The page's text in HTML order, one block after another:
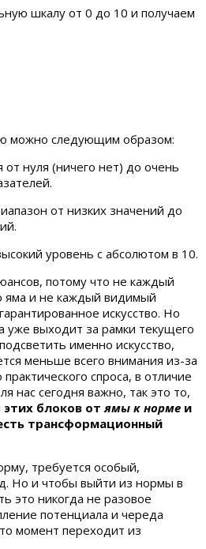
шкалу от 0 до 10 и получаем
можно следующим образом:
нуля (ничего нет) до очень
от низких значений до
уровень с абсолютом в 10.
потому что не каждый
яма и не каждый видимый
искусство. Но
уже выходит за рамки текущего
именно искусство,
меньше всего внимания из-за
спроса, в отличие
нас сегодня важно, так это то,
блоков отямы к норме и
трансформационный
требуется особый,
Но и чтобы выйти из нормы в
это никогда не разовое
потенциала и череда
момент переходит из